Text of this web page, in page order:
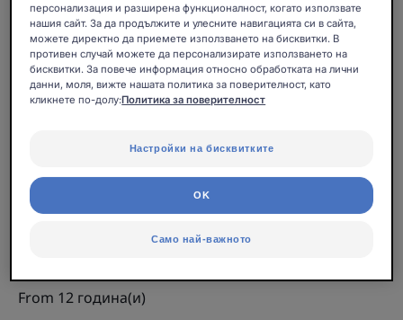
Не съдържа алкохол. Етикет OFG (Origine France
Garantie ’[Гарантиран френски произход]).
Произведена във Франция.
Може да се използва за
Тийнейджъри - Възрастни
From 12 година(и)
персонализация и разширена функционалност, когато използвате
нашия сайт. За да продължите и улесните навигацията си в сайта,
можете директно да приемете използването на бисквитки. В
противен случай можете да персонализирате използването на
бисквитки. За повече информация относно обработката на лични
данни, моля, вижте нашата политика за поверителност, като
кликнете по-долу:Политика за поверителност
Настройки на бисквитките
Само най-важното
OK